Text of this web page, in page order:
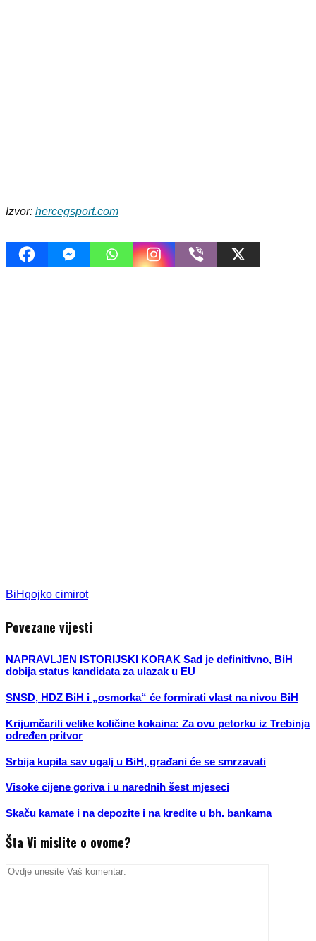
Izvor: hercegsport.com
BiHgojko cimirot
Povezane vijesti
NAPRAVLJEN ISTORIJSKI KORAK Sad je definitivno, BiH
dobija status kandidata za ulazak u EU
SNSD, HDZ BiH i „osmorka“ će formirati vlast na nivou BiH
Krijumčarili velike količine kokaina: Za ovu petorku iz Trebinja
određen pritvor
Srbija kupila sav ugalj u BiH, građani će se smrzavati
Visoke cijene goriva i u narednih šest mjeseci
Skaču kamate i na depozite i na kredite u bh. bankama
Šta Vi mislite o ovome?